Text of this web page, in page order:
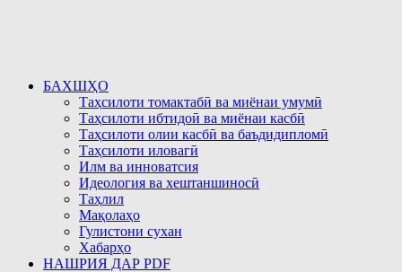
БАХШҲО
Таҳсилоти томактабӣ ва миёнаи умумӣ
Таҳсилоти ибтидоӣ ва миёнаи касбӣ
Таҳсилоти олии касбӣ ва баъдидипломӣ
Таҳсилоти иловагӣ
Илм ва инноватсия
Идеология ва хештаншиносӣ
Таҳлил
Мақолаҳо
Гулистони сухан
Хабарҳо
НАШРИЯ ДАР PDF